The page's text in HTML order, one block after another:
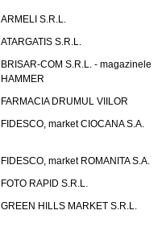
ARMELI S.R.L.
ATARGATIS S.R.L.
BRISAR-COM S.R.L. - magazinele
HAMMER
FARMACIA DRUMUL VIILOR
FIDESCO, market CIOCANA S.A.
FIDESCO, market ROMANITA S.A.
FOTO RAPID S.R.L.
GREEN HILLS MARKET S.R.L.